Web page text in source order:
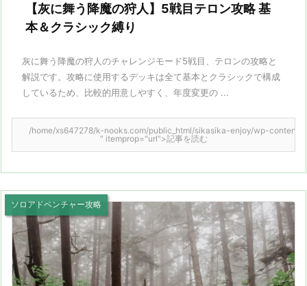
【灰に舞う降魔の狩人】5戦目テロン攻略 基
本＆クラシック縛り
灰に舞う降魔の狩人のチャレンジモード5戦目、テロンの攻略と
解説です。攻略に使用するデッキは全て基本とクラシックで構成
しているため、比較的用意しやすく、年度変更の ...
/home/xs647278/k-nooks.com/public_html/sikasika-enjoy/wp-
" itemprop="url">記事を読む
ソロアドベンチャー攻略